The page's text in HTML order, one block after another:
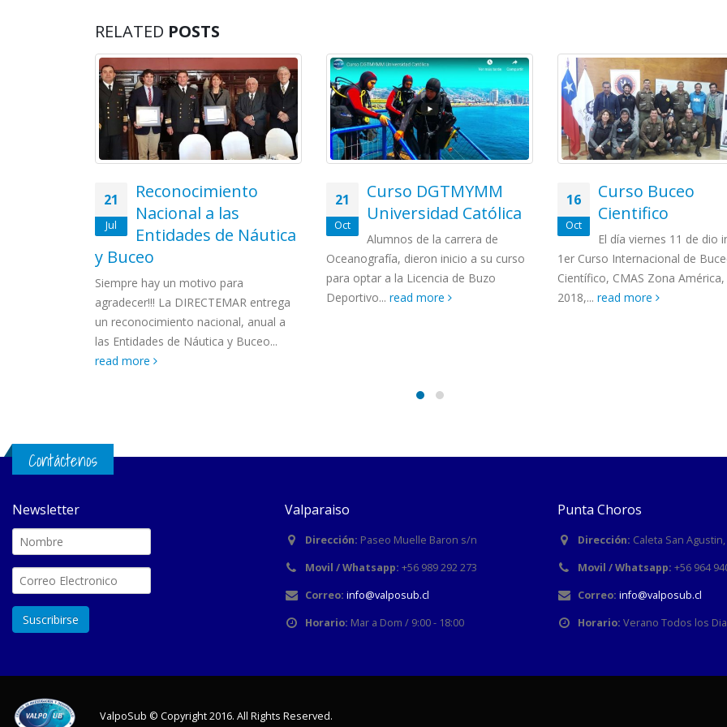
RELATED POSTS
21
Jul
Reconocimiento
Nacional a las
Entidades de Náutica
y Buceo
Siempre hay un motivo para
agradecer!!! La DIRECTEMAR entrega
un reconocimiento nacional, anual a
las Entidades de Náutica y Buceo...
read more
21
Oct
Curso DGTMYMM
Universidad Católica
Alumnos de la carrera de
Oceanografía, dieron inicio a su curso
para optar a la Licencia de Buzo
Deportivo... read more
16
Oct
Curso Buceo
Cientifico
El día viernes 11 de dio
1er Curso Internacional de
Científico, CMAS Zona América,
2018,... read more
Contáctenos
Newsletter Valparaiso
Dirección: Paseo Muelle Baron s/n
Movil / Whatsapp: +56 989 292 273
Correo: info@valposub.cl
Horario: Mar a Dom / 9:00 - 18:00
Punta Choros
Dirección: Caleta San
Movil / Whatsapp: +56 964
Correo: info@valposub.cl
Horario: Verano Todos los
ValpoSub © Copyright 2016. All Rights Reserved.